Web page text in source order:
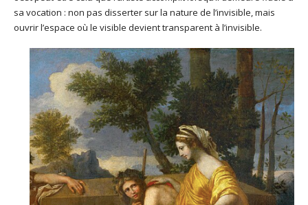
sa vocation : non pas disserter sur la nature de l’invisible, mais
ouvrir l’espace où le visible devient transparent à l’invisible.